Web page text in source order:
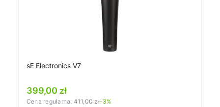
sE Electronics V7
Cena promocyjna
399,00 zł
Cena regularna: 411,00 zł-3%